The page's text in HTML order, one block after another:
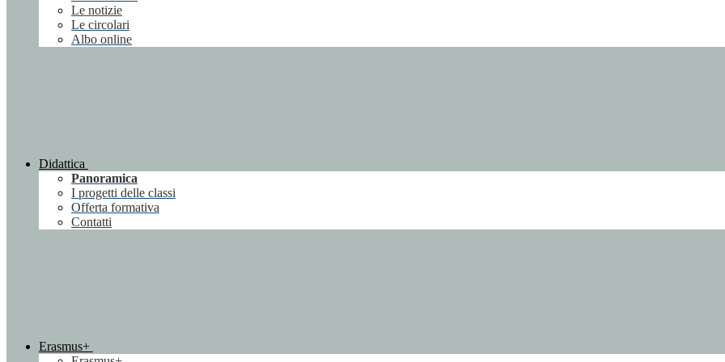
Le notizie
Le circolari
Albo online
Didattica
Panoramica
I progetti delle classi
Offerta formativa
Contatti
Erasmus+